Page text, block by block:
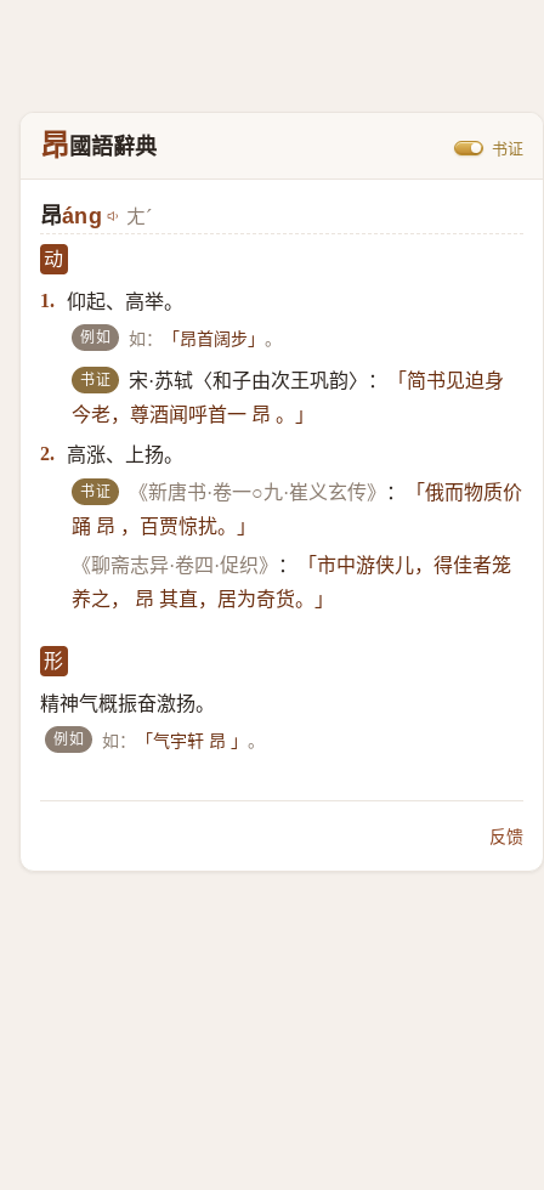
昂國語辭典 书证
昂áng ㄤˊ
动
1. 仰起、高举。
例如 如： 「昂首阔步」。
书证 宋·苏轼〈和子由次王巩韵〉：
「简书见迫身
今老，尊酒闻呼首一 昂 。」
2.
高涨、上扬。
书证 《新唐书·卷一○九·崔义玄传》 ：
「俄而物质价
踊 昂 ，百贾惊扰。」
《聊斋志异·卷四·促织》
：
「市中游侠儿，得佳者笼
养之， 昂 其直，居为奇货。」
形
精神气概振奋激扬。
例如 如： 「气宇轩 昂 」。
反馈